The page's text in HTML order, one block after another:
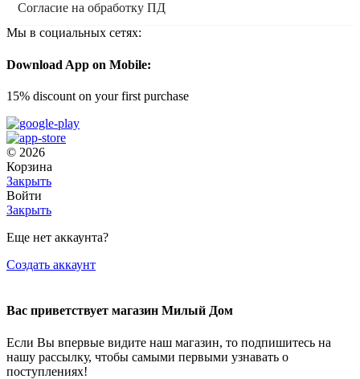
Согласие на обработку ПД
Мы в социальных сетях:
Download App on Mobile:
15% discount on your first purchase
© 2026
Корзина
Закрыть
Войти
Закрыть
Еще нет аккаунта?
Создать аккаунт
Вас приветствует магазин Милый Дом
Если Вы впервые видите наш магазин, то подпишитесь на
нашу рассылку, чтобы самыми первыми узнавать о
поступлениях!